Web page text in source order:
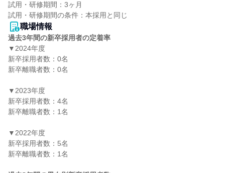
試用・研修期間：3ヶ月
職場情報
過去3年間の新卒採用者の定着率
▼2024年度
新卒採用者数：0名
新卒離職者数：0名
▼2023年度
新卒採用者数：4名
新卒離職者数：1名
▼2022年度
新卒採用者数：5名
新卒離職者数：1名